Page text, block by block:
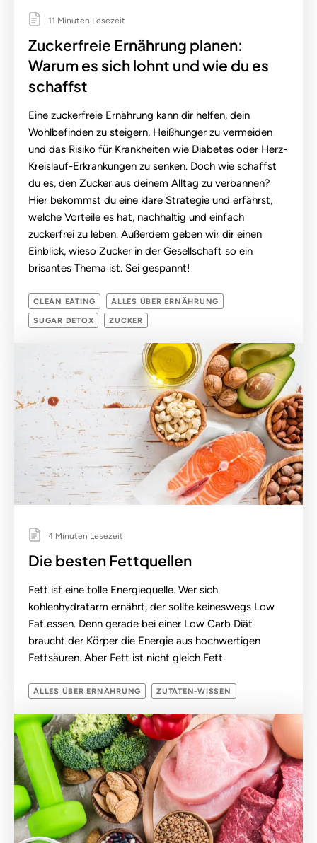
11 Minuten Lesezeit
Zuckerfreie Ernährung planen:
Warum es sich lohnt und wie du es
schaffst
Eine zuckerfreie Ernährung kann dir helfen, dein
Wohlbefinden zu steigern, Heißhunger zu vermeiden
und das Risiko für Krankheiten wie Diabetes oder Herz-
Kreislauf-Erkrankungen zu senken. Doch wie schaffst
du es, den Zucker aus deinem Alltag zu verbannen?
Hier bekommst du eine klare Strategie und erfährst,
welche Vorteile es hat, nachhaltig und einfach
zuckerfrei zu leben. Außerdem geben wir dir einen
Einblick, wieso Zucker in der Gesellschaft so ein
brisantes Thema ist. Sei gespannt!
CLEAN EATING ALLES ÜBER ERNÄHRUNG
SUGAR DETOX ZUCKER
4 Minuten Lesezeit
Die besten Fettquellen
Fett ist eine tolle Energiequelle. Wer sich
kohlenhydratarm ernährt, der sollte keineswegs Low
Fat essen. Denn gerade bei einer Low Carb Diät
braucht der Körper die Energie aus hochwertigen
Fettsäuren. Aber Fett ist nicht gleich Fett.
ALLES ÜBER ERNÄHRUNG ZUTATEN-WISSEN